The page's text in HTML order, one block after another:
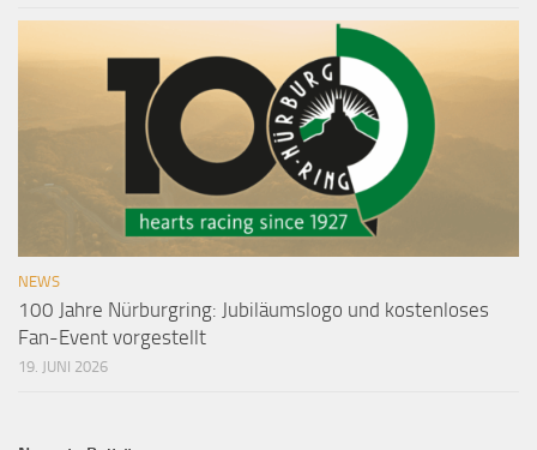
NEWS
100 Jahre Nürburgring: Jubiläumslogo und kostenloses
Fan-Event vorgestellt
19. JUNI 2026